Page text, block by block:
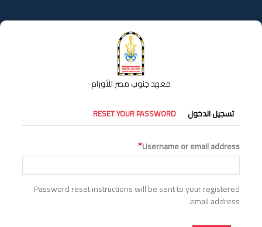
إلى
المحتوى
معهد جنوب مصر للأورام
التبويبات
الأساسية
تسجيل الدخول RESET YOUR PASSWORD
Username or email address
Password reset instructions will be sent to your registered
email address.